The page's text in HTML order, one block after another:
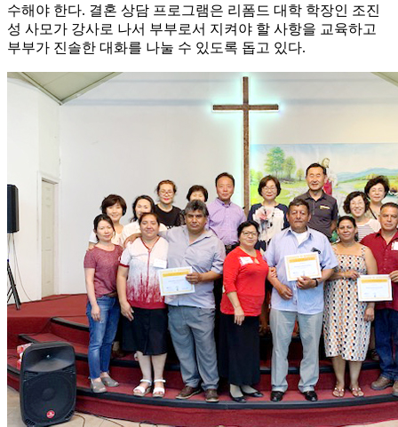
수해야 한다. 결혼 상담 프로그램은 리폼드 대학 학장인 조진
성 사모가 강사로 나서 부부로서 지켜야 할 사항을 교육하고
부부가 진솔한 대화를 나눌 수 있도록 돕고 있다.